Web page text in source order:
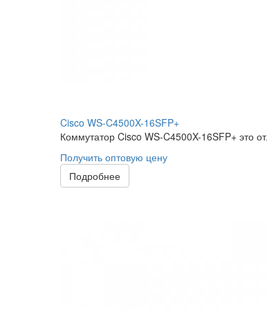
Cisco WS-C4500X-16SFP+
Коммутатор Cisco WS-C4500X-16SFP+ это
Получить оптовую цену
Подробнее